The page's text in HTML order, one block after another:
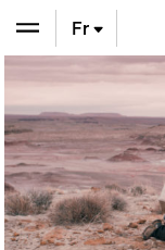
En
De
Fr